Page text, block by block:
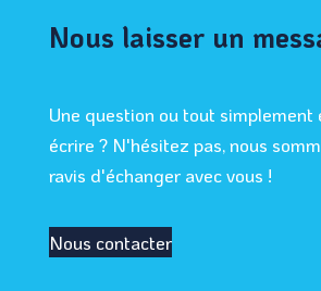
Nous laisser un
Une question ou tout simplement
écrire ? N'hésitez pas, nous
ravis d'échanger avec vous !
Nous contacter